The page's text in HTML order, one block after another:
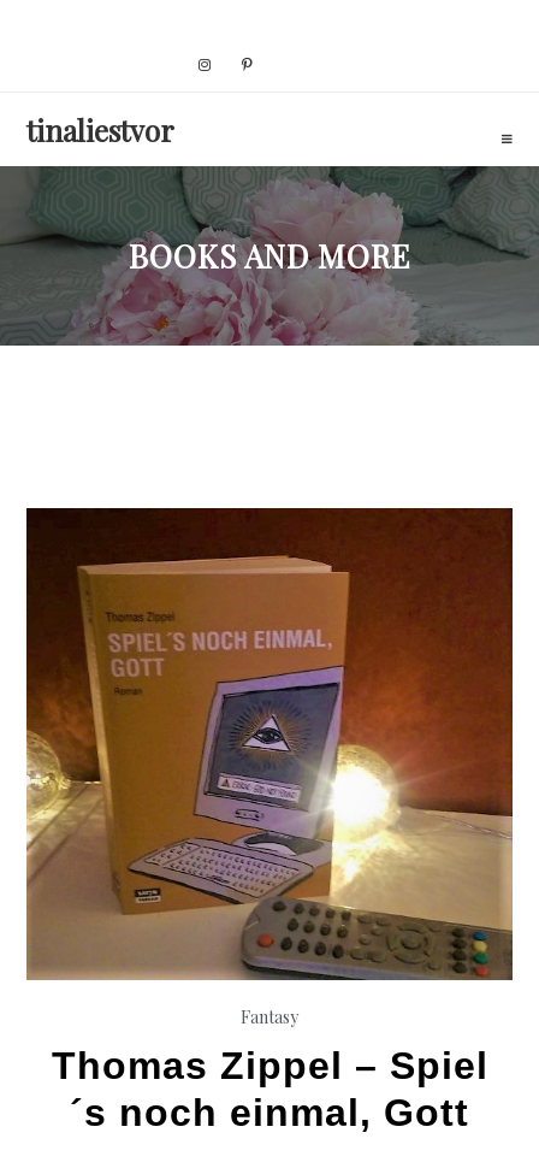
tinaliestvor
BOOKS AND MORE
Fantasy
Thomas Zippel – Spiel
´s noch einmal, Gott